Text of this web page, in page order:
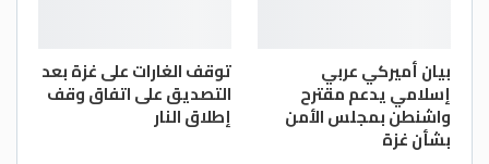
المستشفيات بسبب كوفيد “متوسطا”. وكالات
بيان أميركي عربي
إسلامي يدعم مقترح
واشنطن بمجلس الأمن
بشأن غزة
توقف الغارات على غزة بعد
التصديق على اتفاق وقف
إطلاق النار